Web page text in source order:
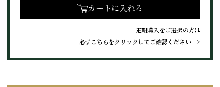
カートに入れる
定期購入をご選択の方は
必ずこちらをクリックしてご確認ください